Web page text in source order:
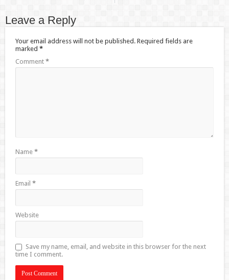
Leave a Reply
Your email address will not be published. Required fields are
marked *
Comment *
Name *
Email *
Website
Save my name, email, and website in this browser for the next
time I comment.